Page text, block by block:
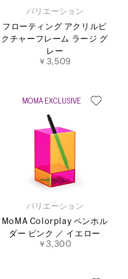
バリエーション
フローティング アクリルピ
クチャーフレーム ラージ グ
レー
￥3,509
バリエーション
MoMA Colorplay ペンホル
ダー ピンク ／ イエロー
￥3,300